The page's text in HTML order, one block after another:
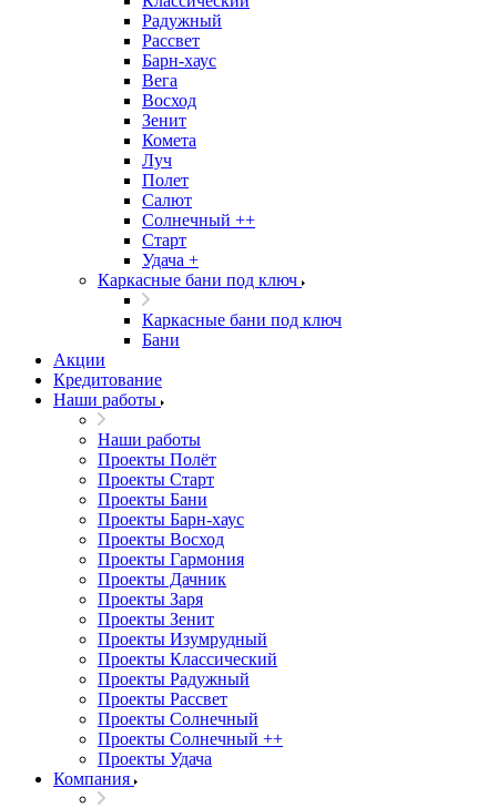
Радужный
Рассвет
Барн-хаус
Вега
Восход
Зенит
Комета
Луч
Полет
Салют
Солнечный ++
Старт
Удача +
Каркасные бани под ключ
Каркасные бани под ключ
Бани
Акции
Кредитование
Наши работы
Наши работы
Проекты Полёт
Проекты Старт
Проекты Бани
Проекты Барн-хаус
Проекты Восход
Проекты Гармония
Проекты Дачник
Проекты Заря
Проекты Зенит
Проекты Изумрудный
Проекты Классический
Проекты Радужный
Проекты Рассвет
Проекты Солнечный
Проекты Солнечный ++
Проекты Удача
Компания